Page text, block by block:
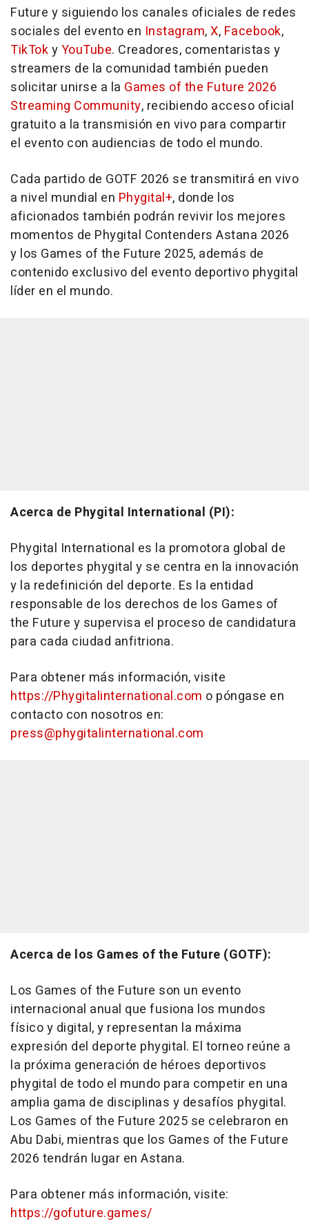
Future y siguiendo los canales oficiales de redes
sociales del evento en Instagram,X, Facebook,
TikTokyYouTube. Creadores, comentaristas y
streamers de la comunidad también pueden
solicitar unirse a la Games of the Future 2026
Streaming Community, recibiendo acceso oficial
gratuito a la transmisión en vivo para compartir
el evento con audiencias de todo el mundo.
Cada partido de GOTF 2026 se transmitirá en vivo
a nivel mundial en Phygital+, donde los
aficionados también podrán revivir los mejores
momentos de Phygital Contenders Astana 2026
y los Games of the Future 2025, además de
contenido exclusivo del evento deportivo phygital
líder en el mundo.
Acerca de Phygital International (PI):
Phygital International es la promotora global de
los deportes phygital y se centra en la innovación
y la redefinición del deporte. Es la entidad
responsable de los derechos de los Games of
the Future y supervisa el proceso de candidatura
para cada ciudad anfitriona.
Para obtener más información, visite
https://Phygitalinternational.com o póngase en
contacto con nosotros en:
press@phygitalinternational.com
Acerca de los Games of the Future (GOTF):
Los Games of the Future son un evento
internacional anual que fusiona los mundos
físico y digital, y representan la máxima
expresión del deporte phygital. El torneo reúne a
la próxima generación de héroes deportivos
phygital de todo el mundo para competir en una
amplia gama de disciplinas y desafíos phygital.
Los Games of the Future 2025 se celebraron en
Abu Dabi, mientras que los Games of the Future
2026 tendrán lugar en Astana.
Para obtener más información, visite:
https://gofuture.games/